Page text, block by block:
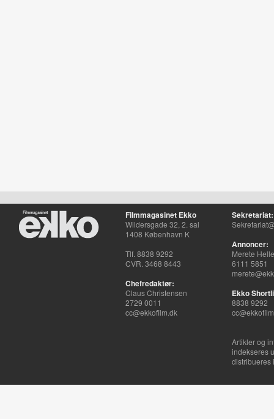
Filmmagasinet Ekko
Wildersgade 32, 2. sal
1408 København K
Tlf. 8838 9292
CVR. 3468 8443
Chefredaktør:
Claus Christensen
2729 0011
cc@ekkofilm.dk
Sekretariat:
Annoncer:
Merete
6111 5851
Ekko
8838 9292
Artikler og
indekseres
distribueres